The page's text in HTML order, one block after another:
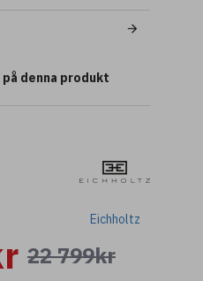
på denna produkt
22 799kr
Eichholtz